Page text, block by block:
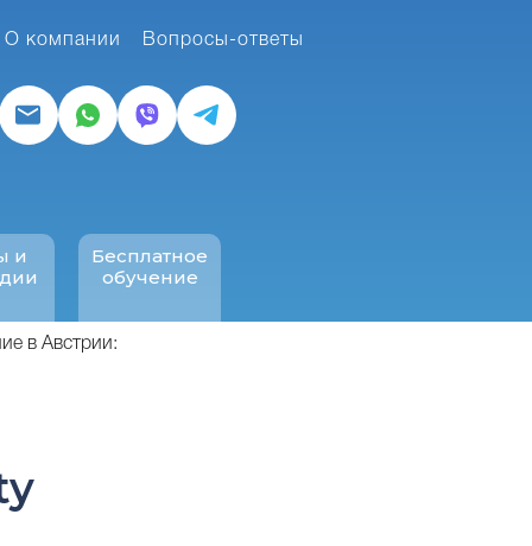
О компании Вопросы-ответы
и
Бесплатное
обучение
в Австрии: